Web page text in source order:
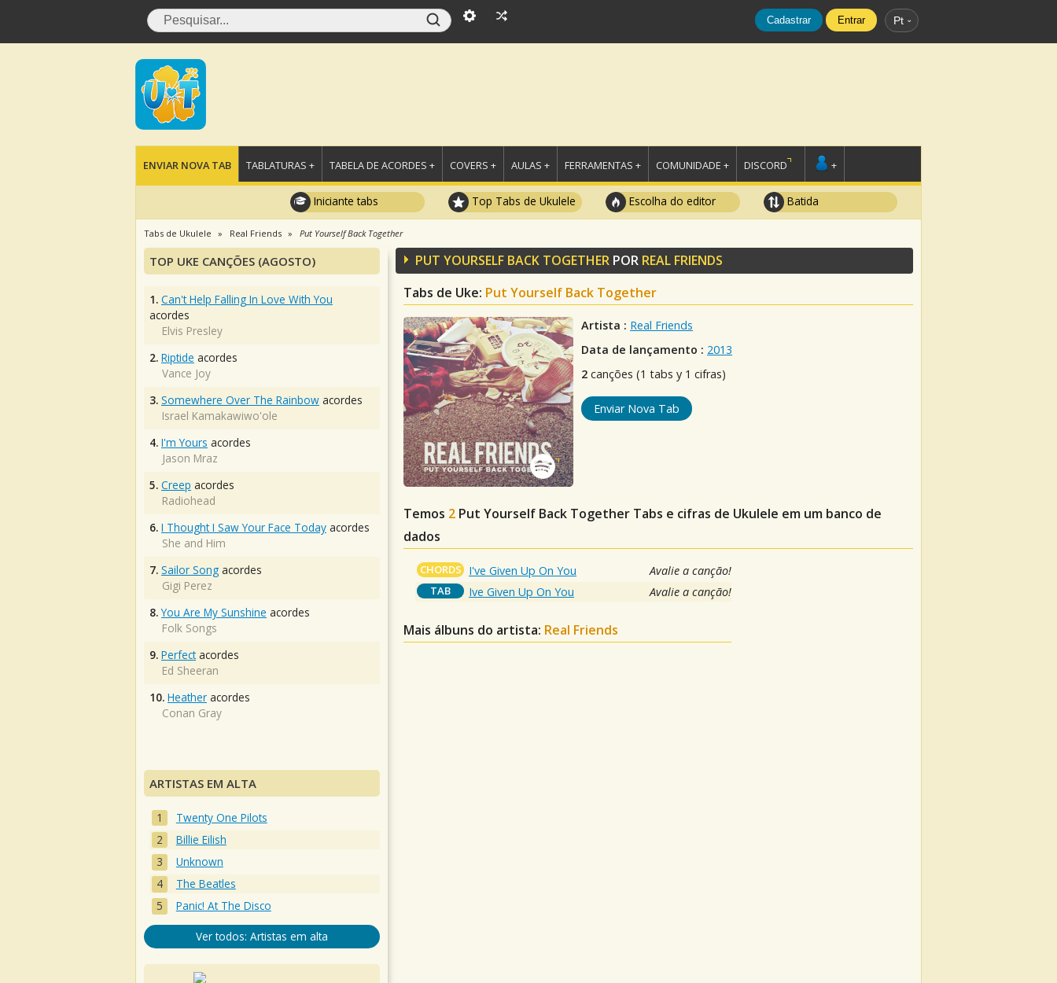
Cadastrar Entrar Pt
ENVIAR NOVA TAB TABLATURAS + TABELA DE ACORDES + COVERS + AULAS + FERRAMENTAS + COMUNIDADE + DISCORD +
Iniciante tabs Top Tabs de Ukulele Escolha do editor Batida
Tabs de Ukulele Real Friends Put Yourself Back Together
PUT YOURSELF BACK TOGETHER POR REAL FRIENDS
Tabs de Uke: Put Yourself Back Together
Artista : Real Friends
Data de lançamento : 2013
2 canções (1 tabs y 1 cifras)
Enviar Nova Tab
Temos 2 Put Yourself Back Together Tabs e cifras de Ukulele em um banco de
dados
CHORDS I've Given Up On You Avalie a canção!
TAB Ive Given Up On You Avalie a canção!
Mais álbuns do artista: Real Friends
TOP UKE CANÇÕES (AGOSTO)
1. Can't Help Falling In Love With You
acordes
Elvis Presley
2. Riptide acordes
Vance Joy
3. Somewhere Over The Rainbow acordes
Israel Kamakawiwo'ole
4. I'm Yours acordes
Jason Mraz
5. Creep acordes
Radiohead
6. I Thought I Saw Your Face Today acordes
She and Him
7. Sailor Song acordes
Gigi Perez
8. You Are My Sunshine acordes
Folk Songs
9. Perfectacordes
Ed Sheeran
10. Heather acordes
Conan Gray
ARTISTAS EM ALTA
Twenty One Pilots
Billie Eilish
Unknown
The Beatles
Panic! At The Disco
Ver todos: Artistas em alta